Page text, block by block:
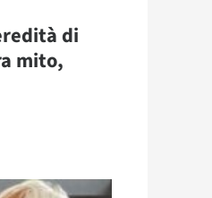
di
mito,